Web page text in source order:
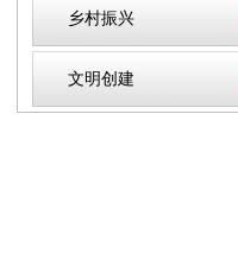
乡村振兴
文明创建